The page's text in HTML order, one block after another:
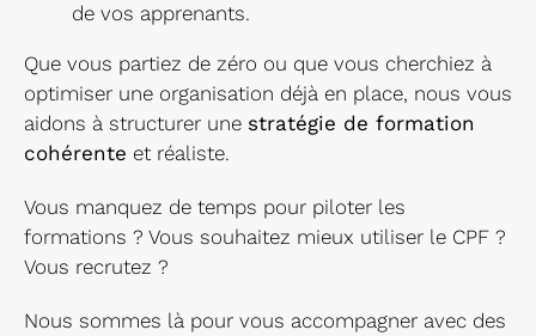
de vos apprenants.
Que vous partiez de zéro ou que vous cherchiez à
optimiser une organisation déjà en place, nous vous
aidons à structurer une stratégie de formation
cohérente et réaliste.
Vous manquez de temps pour piloter les
formations ? Vous souhaitez mieux utiliser le CPF ?
Vous recrutez ?
Nous sommes là pour vous accompagner avec des